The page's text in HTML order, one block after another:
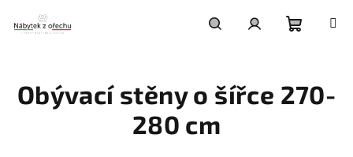
obsah
košík
Obývací stěny o šířce 270-
280 cm